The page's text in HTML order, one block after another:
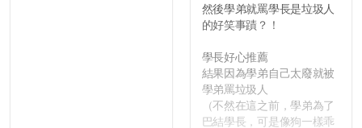
然後學弟就罵學長是垃圾人
的好笑事蹟？！
學長好心推薦
結果因為學弟自己太廢就被
學弟罵垃圾人
（不然在這之前，學弟為了
巴結學長，可是像狗一樣乖